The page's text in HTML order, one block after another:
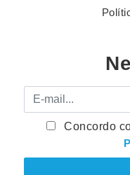
E-mail
Concordo